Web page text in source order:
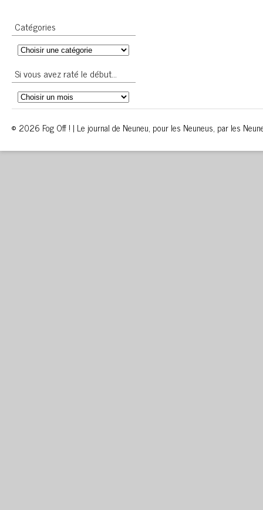
Catégories
Si vous avez raté le début…
© 2026 Fog Off ! | Le journal de Neuneu, pour les Neuneus, par les